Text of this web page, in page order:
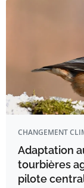
CHANGEMENT
Adaptation
tourbières
pilote